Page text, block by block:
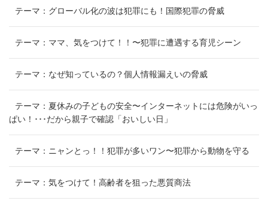
テーマ：グローバル化の波は犯罪にも！国際犯罪の脅威
テーマ：ママ、気をつけて！！〜犯罪に遭遇する育児シーン
テーマ：なぜ知っているの？個人情報漏えいの脅威
テーマ：夏休みの子どもの安全〜インターネットには危険がいっ
ぱい！･･･だから親子で確認「おいしい日」
テーマ：ニャンとっ！！犯罪が多いワン〜犯罪から動物を守る
テーマ：気をつけて！高齢者を狙った悪質商法